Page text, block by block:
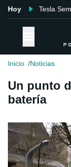
Hoy Tesla
Inicio Noticias
Un punto
batería